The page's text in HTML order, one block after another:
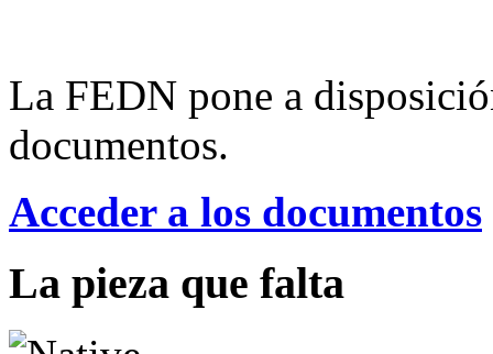
La FEDN pone a
documentos.
Acceder a los documentos
La pieza que falta